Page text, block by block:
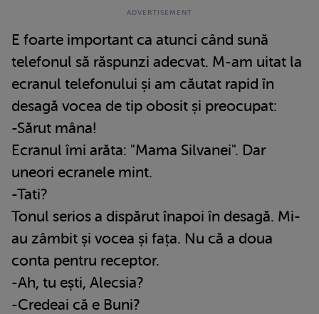
E foarte important ca atunci când sună
telefonul să răspunzi adecvat. M-am uitat la
ecranul telefonului și am căutat rapid în
desagă vocea de tip obosit și preocupat:
-Sărut mâna!
Ecranul îmi arăta: "Mama Silvanei". Dar
uneori ecranele mint.
-Tati?
Tonul serios a dispărut înapoi în desagă. Mi-
au zâmbit și vocea și fața. Nu că a doua
conta pentru receptor.
-Ah, tu ești, Alecsia?
-Credeai că e Buni?